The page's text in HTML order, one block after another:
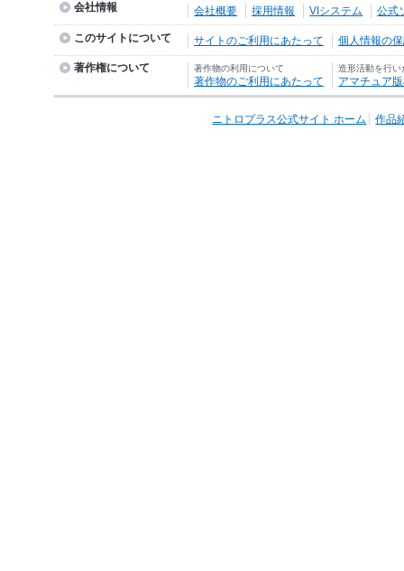
会社情報 会社概要 採用情報 VIシステム 公式
このサイトについて サイトのご利用にあたって 個人情報の
著作権について 著作物の利用について
著作物のご利用にあたって
造形活動を行い
アマチュア
ニトロプラス公式サイト ホーム 作品